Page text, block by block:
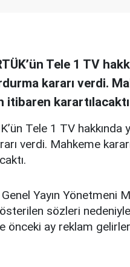
Tele 1 TV
kararı verdi.
itibaren
Tele 1 TV hakkında
verdi. Mahkeme
Yayın Yönetmeni
sözleri
ay reklam